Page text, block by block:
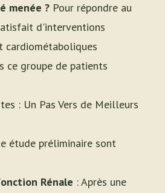
menée ? Pour répondre au
d'interventions
cardiométaboliques
ce groupe de patients
: Un Pas Vers de Meilleurs
étude préliminaire sont
Rénale : Après une